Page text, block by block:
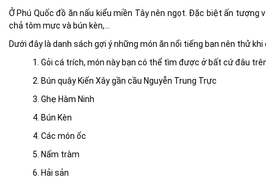
Ở Phú Quốc đồ ăn nấu kiểu miền Tây nên ngọt. Đặc biệt ấn tượng
chả tôm mực và bún kèn,...
Dưới đây là danh sách gợi ý những món ăn nổi tiếng bạn nên thử
1. Gỏi cá trích, món này bạn có thể tìm được ở bất cứ đâu
2. Bún quậy Kiến Xây gần cầu Nguyễn Trung Trực
3. Ghẹ Hàm Ninh
4. Bún Kèn
4. Các món ốc
5. Nấm tràm
6. Hải sản